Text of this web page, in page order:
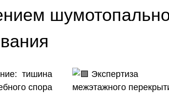
тишина
спора